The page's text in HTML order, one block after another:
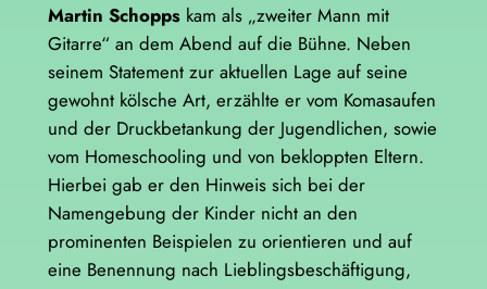
Martin Schoppskam als „zweiter Mann mit
Gitarre“ an dem Abend auf die Bühne. Neben
seinem Statement zur aktuellen Lage auf seine
gewohnt kölsche Art, erzählte er vom Komasaufen
und der Druckbetankung der Jugendlichen, sowie
vom Homeschooling und von bekloppten Eltern.
Hierbei gab er den Hinweis sich bei der
Namengebung der Kinder nicht an den
prominenten Beispielen zu orientieren und auf
eine Benennung nach Lieblingsbeschäftigung,